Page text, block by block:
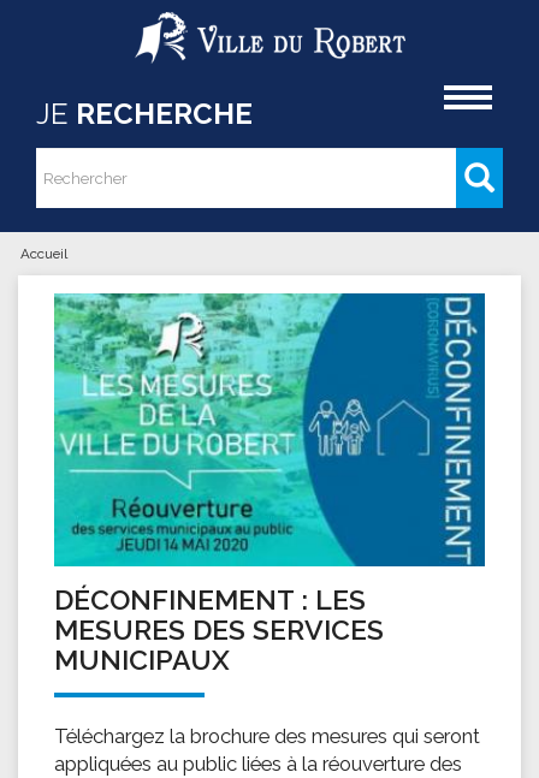
Aller au contenu principal
JE RECHERCHE
Formulaire de recherche
Rechercher
Vous êtes ici
Accueil
DÉCONFINEMENT : LES
MESURES DES SERVICES
MUNICIPAUX
Téléchargez la brochure des mesures qui seront
appliquées au public liées à la réouverture des